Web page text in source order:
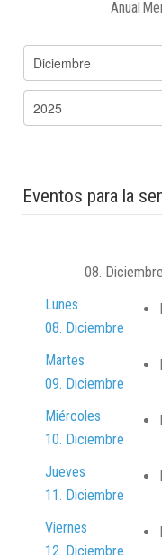
Anual
Eventos para la
08.
Lunes
08. Diciembre
Martes
09. Diciembre
Miércoles
10. Diciembre
Jueves
11. Diciembre
Viernes
12. Diciembre